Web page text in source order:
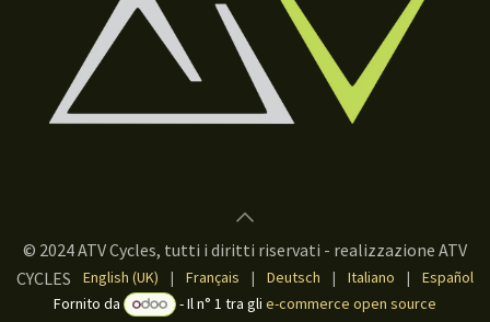
© 2024 ATV Cycles, tutti i diritti riservati - realizzazione ATV
CYCLES
English (UK) | Français | Deutsch | Italiano |
Español
Fornito da
- Il n° 1 tra glie-commerce open source